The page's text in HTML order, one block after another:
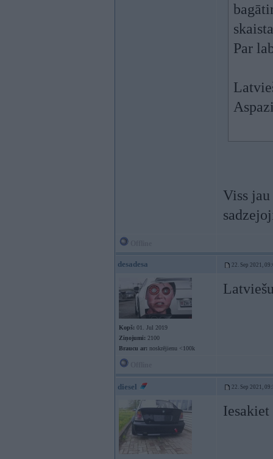
Par
Viss
desadesa 22. Sep 2021,
Kopš: 01. Jul 2019
Ziņojumi: 2100
Braucu ar: noskrējienu <100k
diesel 22. Sep 2021,